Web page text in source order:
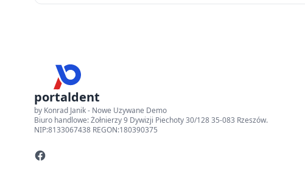
portaldent
by Konrad Janik - Nowe Uzywane Demo
Biuro handlowe: Żołnierzy 9 Dywizji Piechoty 30/128 35-083 Rzeszów.
NIP:8133067438 REGON:180390375